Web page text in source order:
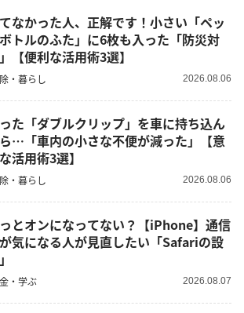
なかった人、正解です！小さい「ペッ
トルのふた」に6枚も入った「防災対
【便利な活用術3選】
・暮らし 2026.08.06
た「ダブルクリップ」を車に持ち込ん
…「車内の小さな不便が減った」【意
活用術3選】
・暮らし 2026.08.06
とオンになってない？【iPhone】通信
気になる人が見直したい「Safariの設
・学ぶ 2026.08.07